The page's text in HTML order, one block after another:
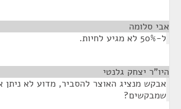
אבי סלומה
ל-50% לא מגיע לחיות.
היו"ר יצחק גלנטי
אבקש מנציג האוצר להסביר, מדוע לא ניתן
שמבקשים?